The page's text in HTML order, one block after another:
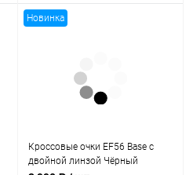
Новинка
Кроссовые очки EF56 Base с
двойной линзой Чёрный